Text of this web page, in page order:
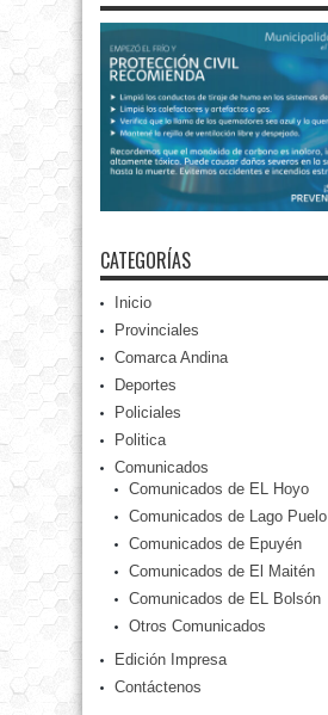
CATEGORÍAS
Inicio
Provinciales
Comarca Andina
Deportes
Policiales
Politica
Comunicados
Comunicados de EL Hoyo
Comunicados de Lago Puelo
Comunicados de Epuyén
Comunicados de El Maitén
Comunicados de EL Bolsón
Otros Comunicados
Edición Impresa
Contáctenos